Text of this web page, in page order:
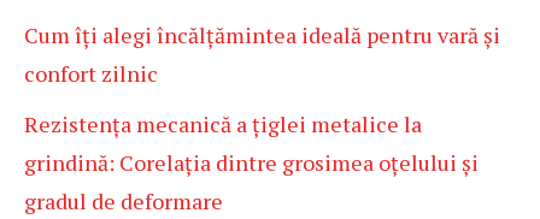
Cum îți alegi încălțămintea ideală pentru vară și
confort zilnic
Rezistența mecanică a țiglei metalice la
grindină: Corelația dintre grosimea oțelului și
gradul de deformare